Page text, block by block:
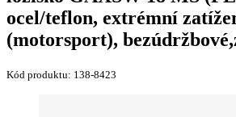
ocel/teflon, extrémní
(motorsport),
Kód produktu: 138-8423